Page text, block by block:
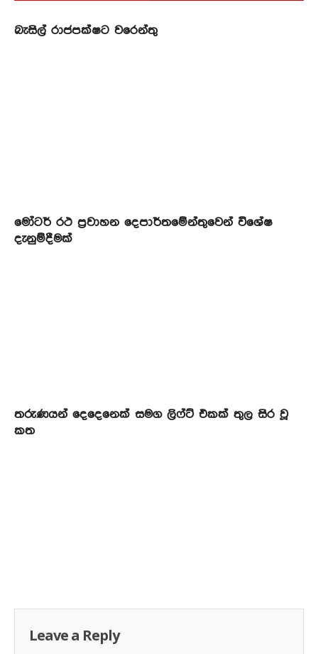
බැසිල් රාජපක්ෂට වරෙන්තු
මෝටර් රථ ප්‍රවාහන දෙපාර්තමේන්තුවෙන් විශේෂ
දැනුම්දීමක්
තරුණයන් දෙදෙනෙක් සමග ලිෆ්ට් එකක් තුල සිර වූ
කත
Leave a Reply